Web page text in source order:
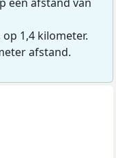
een afstand van
1,4 kilometer.
afstand.